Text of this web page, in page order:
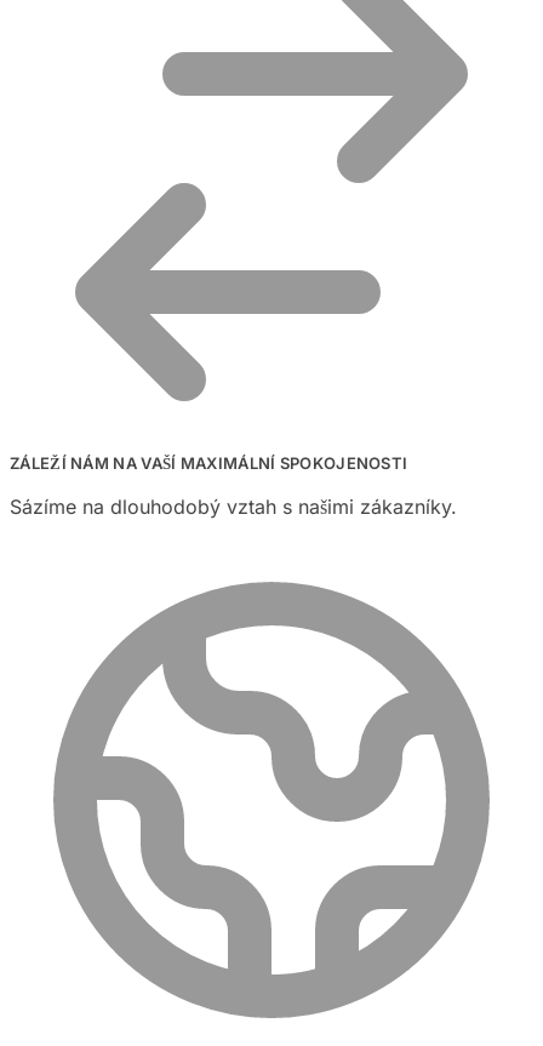
ZÁLEŽÍ NÁM NA VAŠÍ MAXIMÁLNÍ SPOKOJENOSTI
Sázíme na dlouhodobý vztah s našimi zákazníky.